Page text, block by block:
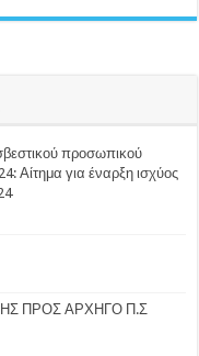
προσωπικού
Αίτημα για έναρξη ισχύος
ΠΡΟΣ ΑΡΧΗΓΟ Π.Σ